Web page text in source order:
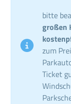
bitte
großen
zum
Ticket